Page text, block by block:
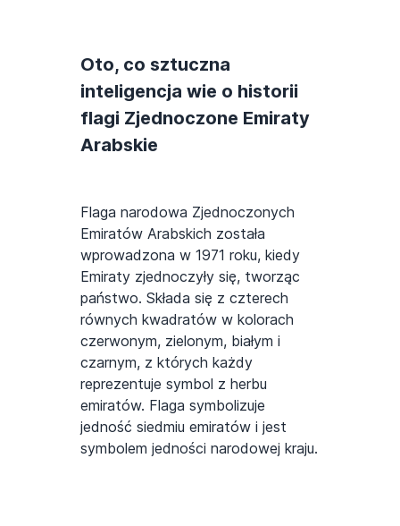
Oto, co sztuczna
inteligencja wie o historii
flagi Zjednoczone Emiraty
Arabskie
Flaga narodowa Zjednoczonych
Emiratów Arabskich została
wprowadzona w 1971 roku, kiedy
Emiraty zjednoczyły się, tworząc
państwo. Składa się z czterech
równych kwadratów w kolorach
czerwonym, zielonym, białym i
czarnym, z których każdy
reprezentuje symbol z herbu
emiratów. Flaga symbolizuje
jedność siedmiu emiratów i jest
symbolem jedności narodowej kraju.